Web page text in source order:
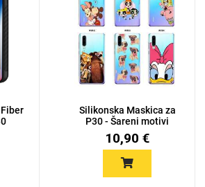
Silikonska Maskica za
P30 - Šareni motivi
10,90 €